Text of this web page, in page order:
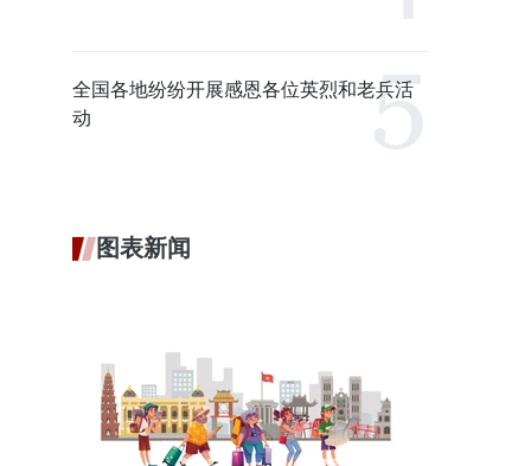
全国各地纷纷开展感恩各位英烈和老兵活
动
图表新闻